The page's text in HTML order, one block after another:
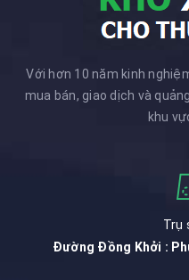
Với hơn 10 năm kinh
mua bán, giao dịch và
khu
Trụ
Đường Đồng Khởi :